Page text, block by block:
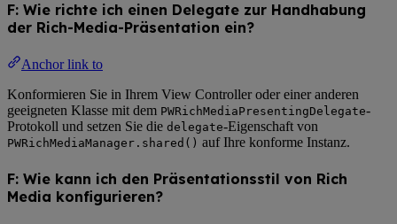
F: Wie richte ich einen Delegate zur Handhabung
der Rich-Media-Präsentation ein?
Anchor link to
Konformieren Sie in Ihrem View Controller oder einer anderen
geeigneten Klasse mit dem PWRichMediaPresentingDelegate-
Protokoll und setzen Sie die delegate-Eigenschaft von
PWRichMediaManager.shared() auf Ihre konforme Instanz.
F: Wie kann ich den Präsentationsstil von Rich
Media konfigurieren?